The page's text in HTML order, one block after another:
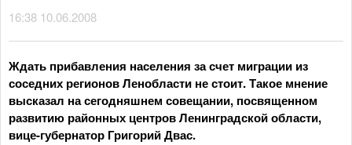
16:38 10.06.2008
Ждать прибавления населения за счет миграции из
соседних регионов Ленобласти не стоит. Такое мнение
высказал на сегодняшнем совещании, посвященном
развитию районных центров Ленинградской области,
вице-губернатор Григорий Двас.